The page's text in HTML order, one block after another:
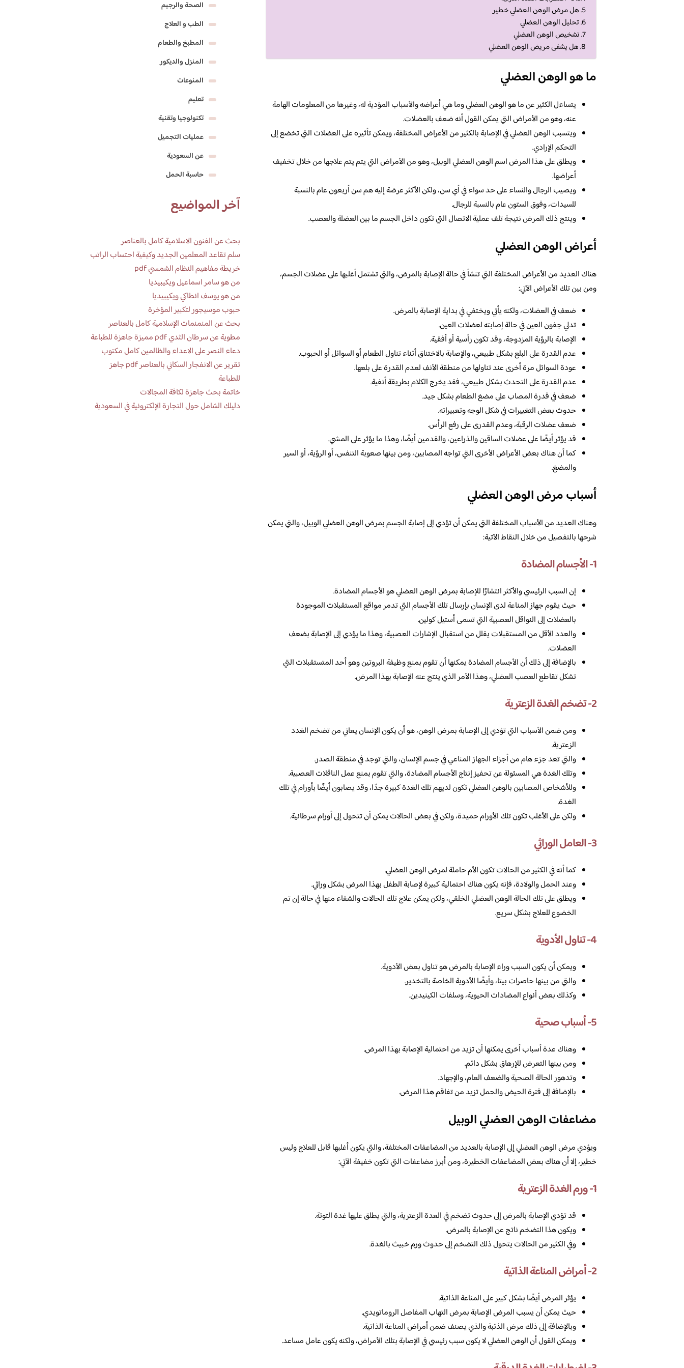
هل مرض الوهن العضلي خطير
تحليل الوهن العضلي
تشخيص الوهن العضلي
هل يشفى مريض الوهن العضلي
ما هو الوهن العضلي
يتساءل الكثير عن ما هو الوهن العضلي وما هي أعراضه والأسباب المؤدية له، وغيرها من المعلومات الهامة
عنه، وهو من الأمراض التي يمكن القول أنه ضعف بالعضلات.
ويتسبب الوهن العضلي في الإصابة بالكثير من الأعراض المختلفة، ويمكن تأثيره على العضلات التي تخضع إلى
التحكم الإرادي.
ويطلق على هذا المرض اسم الوهن العضلي الوبيل، وهو من الأمراض التي يتم يتم علاجها من خلال تخفيف
أعراضها.
ويصيب الرجال والنساء على حد سواء في أي سن، ولكن الأكثر عرضة إليه هم سن أربعون عام بالنسبة
للسيدات، وفوق الستون عام بالنسبة للرجال.
وينتج ذلك المرض نتيجة تلف عملية الاتصال التي تكون داخل الجسم ما بين العضلة والعصب.
أعراض الوهن العضلي
هناك العديد من الأعراض المختلفة التي تنشأ في حالة الإصابة بالمرض، والتي تشتمل أغلبها على عضلات الجسم،
ومن بين تلك الأعراض الآتي:
ضعف في العضلات، ولكنه يأتي ويختفي في بداية الإصابة بالمرض.
تدلي جفون العين في حالة إصابته لعضلات العين.
الإصابة بالرؤية المزدوجة، وقد تكون رأسية أو أفقية.
عدم القدرة على البلع بشكل طبيعي، والإصابة بالاختناق أثناء تناول الطعام أو السوائل أو الحبوب.
عودة السوائل مرة أخرى عند تناولها من منطقة الأنف لعدم القدرة على بلعها.
عدم القدرة على التحدث بشكل طبيعي، فقد يخرج الكلام بطريقة أنفية.
ضعف في قدرة المصاب على مضغ الطعام بشكل جيد.
حدوث بعض التغييرات في شكل الوجه وتعبيراته.
ضعف عضلات الرقبة، وعدم القدرى على رفع الرأس.
قد يؤثر أيضًا على عضلات الساقين والذراعين، والقدمين أيضًا، وهذا ما يؤثر على المشي.
كما أن هناك بعض الأعراض الأخرى التي تواجه المصابين، ومن بينها صعوبة التنفس، أو الرؤية، أو السير
والمضغ.
أسباب مرض الوهن العضلي
وهناك العديد من الأسباب المختلفة التي يمكن أن تؤدي إلى إصابة الجسم بمرض الوهن العضلي الوبيل، والتي يمكن
شرحها بالتفصيل من خلال النقاط الآتية:
1- الأجسام المضادة
إن السبب الرئيسي والأكثر انتشارًا للإصابة بمرض الوهن العضلي هو الأجسام المضادة.
حيث يقوم جهاز المناعة لدى الإنسان بإرسال تلك الأجسام التي تدمر مواقع المستقبلات الموجودة
بالعضلات إلى النواقل العصبية التي تسمى أستيل كولين.
والعدد الأقل من المستقبلات يقلل من استقبال الإشارات العصبية، وهذا ما يؤدي إلى الإصابة بضعف
العضلات.
بالإضافة إلى ذلك أن الأجسام المضادة يمكنها أن تقوم بمنع وظيفة البروتين وهو أحد المتستقبلات التي
تشكل تقاطع العصب العضلي، وهذا الأمر الذي ينتج عنه الإصابة بهذا المرض.
2- تضخم الغدة الزعترية
ومن ضمن الأسباب التي تؤدي إلى الإصابة بمرض الوهن، هو أن يكون الإنسان يعاني من تضخم الغدد
الزعترية.
والتي تعد جزء هام من أجزاء الجهاز المناعي في جسم الإنسان، والتي توجد في منطقة الصدر.
وتلك الغدة هي المسئولة عن تحفيز إنتاج الأجسام المضادة، والتي تقوم بمنع عمل الناقلات العصبية.
وللأشخاص المصابين بالوهن العضلي تكون لديهم تلك الغدة كبيرة جدًا، وقد يصابون أيضًا بأورام في تلك
الغدة.
ولكن على الأغلب تكون تلك الأورام حميدة، ولكن في بعض الحالات يمكن أن تتحول إلى أورام سرطانية.
3- العامل الوراثي
كما أنه في الكثير من الحالات تكون الأم حاملة لمرض الوهن العضلي.
وعند الحمل والولادة، فإنه يكون هناك احتمالية كبيرة لإصابة الطفل بهذا المرض بشكل وراثي.
ويطلق على تلك الحالة الوهن العضلي الخلقي، ولكن يمكن علاج تلك الحالات والشفاء منها في حالة إن تم
الخضوع للعلاج بشكل سريع.
4- تناول الأدوية
ويمكن أن يكون السبب وراء الإصابة بالمرض هو تناول بعض الأدوية.
والتي من بينها حاصرات بيتا، وأيضًا الأدوية الخاصة بالتخدير.
وكذلك بعض أنواع المضادات الحيوية، وسلفات الكينيدين.
5- أسباب صحية
وهناك عدة أسباب أخرى يمكنها أن تزيد من احتمالية الإصابة بهذا المرض.
ومن بينها التعرض للإرهاق بشكل دائم.
وتدهور الحالة الصحية والضعف العام، والإجهاد.
بالإضافة إلى فترة الحيض والحمل تزيد من تفاقم هذا المرض.
مضاعفات الوهن العضلي الوبيل
ويؤدي مرض الوهن العضلي إلى الإصابة بالعديد من المضاعفات المختلفة، والتي يكون أغلبها قابل للعلاج وليس
خطير، إلا أن هناك بعض المضاعفات الخطيرة، ومن أبرز مضاعفات التي تكون خفيفة الآتي:
1- ورم الغدة الزعترية
قد تؤدي الإصابة بالمرض إلى حدوث تضخم في العدة الزعترية، والتي يطلق عليها غدة التوتة.
ويكون هذا التضخم ناتج عن الإصابة بالمرض.
وفي الكثير من الحالات يتحول ذلك التضخم إلى حدوث ورم خبيث بالغدة.
2- أمراض المناعة الذاتية
يؤثر المرض أيضًا بشكل كبير على المناعة الذاتية.
حيث يمكن أن يسبب المرض الإصابة بمرض التهاب المفاصل الروماتويدي.
وبالإضافة إلى ذلك مرض الذئبة والذي يصنف ضمن أمراض المناعة الذاتية.
ويمكن القول أن الوهن العضلي لا يكون سبب رئيسي في الإصابة بتلك الأمراض، ولكنه يكون عامل مساعد.
الصحة والرجيم
الطب و العلاج
المطبخ والطعام
المنزل والديكور
المنوعات
تعليم
تكنولوجيا وتقنية
عمليات التجميل
عن السعودية
حاسبة الحمل
آخر المواضيع
بحث عن الفنون الاسلامية كامل بالعناصر
سلم تقاعد المعلمين الجديد وكيفية احتساب الراتب
خريطة مفاهيم النظام الشمسي pdf
من هو سامر اسماعيل ويكيبيديا
من هو يوسف انطاكي ويكيبيديا
حبوب موسيجور لتكبير المؤخرة
بحث عن المنمنمات الإسلامية كامل بالعناصر
مطوية عن سرطان الثدي pdf مميزة جاهزة للطباعة
دعاء النصر على الاعداء والظالمين كامل مكتوب
تقرير عن الانفجار السكاني بالعناصر pdf جاهز
للطباعة
خاتمة بحث جاهزة لكافة المجالات
دليلك الشامل حول التجارة الإلكترونية في السعودية